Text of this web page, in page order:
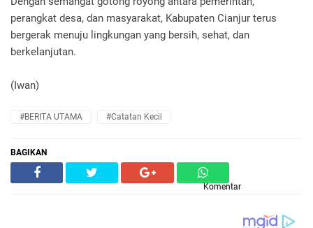
perangkat desa, dan masyarakat, Kabupaten Cianjur terus
bergerak menuju lingkungan yang bersih, sehat, dan
berkelanjutan.
(Iwan)
#BERITA UTAMA #Catatan Kecil
BAGIKAN
Komentar